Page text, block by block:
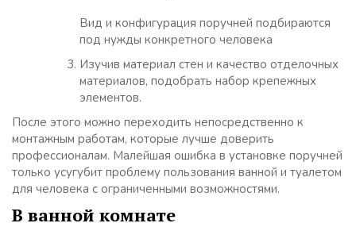
Вид и конфигурация поручней подбираются
под нужды конкретного человека
Изучив материал стен и качество отделочных
материалов, подобрать набор крепежных
элементов.
После этого можно переходить непосредственно к
монтажным работам, которые лучше доверить
профессионалам. Малейшая ошибка в установке поручней
только усугубит проблему пользования ванной и туалетом
для человека с ограниченными возможностями.
В ванной комнате